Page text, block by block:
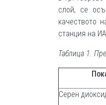
слой, се
качеството
станция на
Таблица 1.
Серен